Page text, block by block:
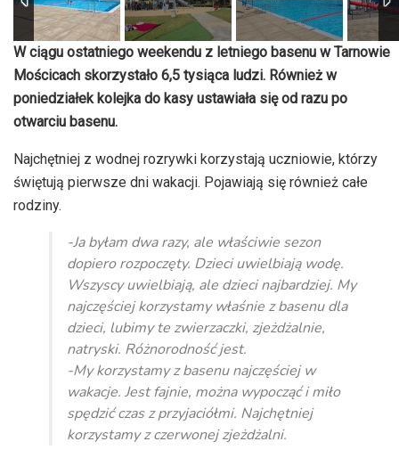
W ciągu ostatniego weekendu z letniego basenu w Tarnowie
Mościcach skorzystało 6,5 tysiąca ludzi. Również w
poniedziałek kolejka do kasy ustawiała się od razu po
otwarciu basenu.
Najchętniej z wodnej rozrywki korzystają uczniowie, którzy
świętują pierwsze dni wakacji. Pojawiają się również całe
rodziny.
-Ja byłam dwa razy, ale właściwie sezon
dopiero rozpoczęty. Dzieci uwielbiają wodę.
Wszyscy uwielbiają, ale dzieci najbardziej. My
najczęściej korzystamy właśnie z basenu dla
dzieci, lubimy te zwierzaczki, zjeżdżalnie,
natryski. Różnorodność jest.
-My korzystamy z basenu najczęściej w
wakacje. Jest fajnie, można wypocząć i miło
spędzić czas z przyjaciółmi. Najchętniej
korzystamy z czerwonej zjeżdżalni.